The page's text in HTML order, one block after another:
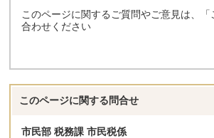
このページに関するご質問やご意見は、
合わせください
このページに関する 問合せ
市民部 税務課 市民税係